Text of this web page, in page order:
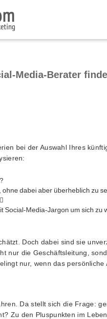
Media-Berater
bei der Auswahl Ihres
dabei aber überheblich zu
Social-Media-Jargon um sich zu
Doch dabei sind sie
nur die Geschäftsleitung,
nur, wenn das persönliche
Da stellt sich die Frage:
Zu den Pluspunkten im